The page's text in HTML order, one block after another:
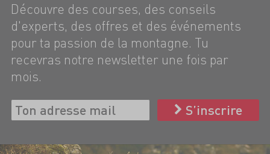
Découvre des courses, des conseils
d'experts, des offres et des événements
pour ta passion de la montagne. Tu
recevras notre newsletter une fois par
mois.
S’inscrire